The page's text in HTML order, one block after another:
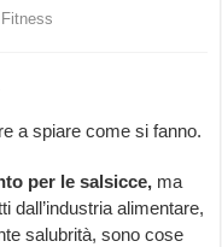
a spiare come si fanno.
per le salsicce, ma
dall’industria alimentare,
salubrità, sono cose